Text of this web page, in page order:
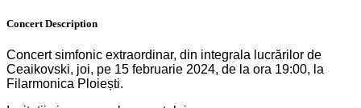
Concert Description
Concert simfonic extraordinar, din integrala lucrărilor de
Ceaikovski, joi, pe 15 februarie 2024, de la ora 19:00, la
Filarmonica Ploiești.